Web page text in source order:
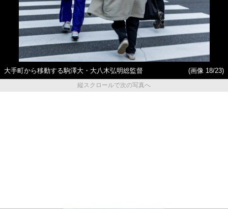
大手町から移動する駒澤大・大八木弘明総監督
(画像 18/23)
縦スクロールで次の写真へ